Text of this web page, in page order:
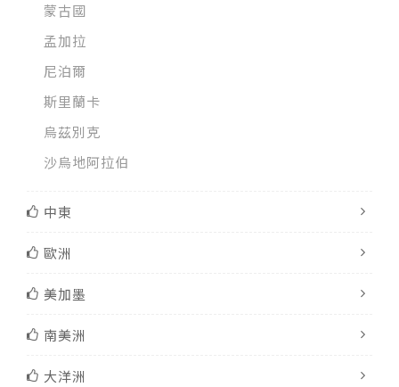
蒙古國
孟加拉
尼泊爾
斯里蘭卡
烏茲別克
沙烏地阿拉伯
中東
歐洲
美加墨
南美洲
大洋洲